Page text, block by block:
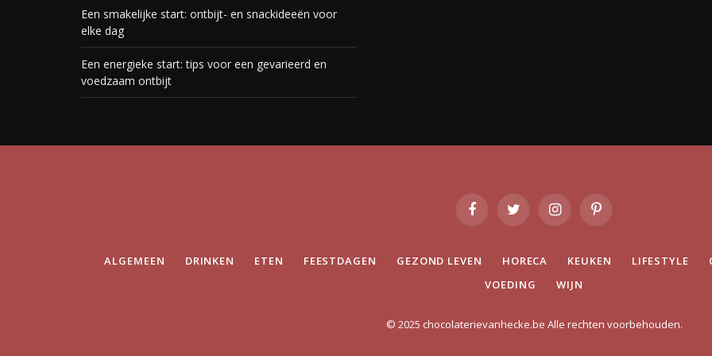
Een smakelijke start: ontbijt- en snackideeën voor
elke dag
Een energieke start: tips voor een gevarieerd en
voedzaam ontbijt
FacebookTwitter InstagramPinterest
ALGEMEEN DRINKEN ETEN FEESTDAGEN GEZOND LEVEN HORECA KEUKEN LIFESTYLE
VOEDING
WIJN
© 2025 chocolaterievanhecke.be Alle rechten voorbehouden.